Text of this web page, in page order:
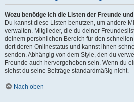
Wozu benötige ich die Listen der Freunde
Du kannst diese Listen benutzen, um andere
verwalten. Mitglieder, die du deiner
deinem persönlichen Bereich für den
dort deren Onlinestatus und kannst ihnen
senden. Abhängig von dem Style, den du
Freunde auch hervorgehoben sein. Wenn du
siehst du seine Beiträge standardmäßig nicht.
Nach oben